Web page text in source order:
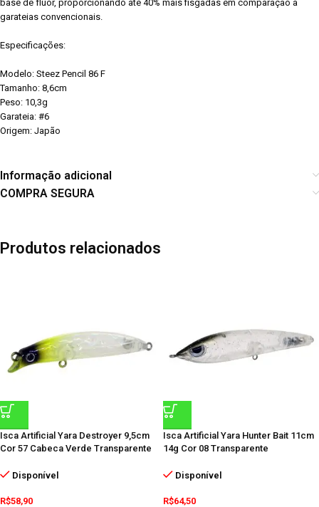
base de flúor, proporcionando até 40% mais fisgadas em comparação a
garateias convencionais.
Especificações:
Modelo: Steez Pencil 86 F
Tamanho: 8,6cm
Peso: 10,3g
Garateia: #6
Origem: Japão
Informação adicional
COMPRA SEGURA
Produtos relacionados
Isca Artificial Yara Destroyer 9,5cm
Cor 57 Cabeca Verde Transparente
Disponível
R$58,90
Isca Artificial Yara Hunter Bait 11cm
14g Cor 08 Transparente
Disponível
R$64,50